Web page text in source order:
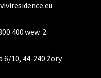
400 wew. 2
6/10, 44-240 Żory